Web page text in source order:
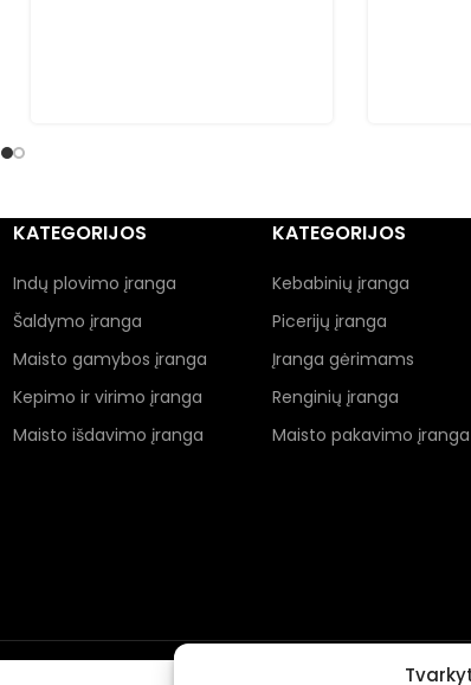
KATEGORIJOS
Indų plovimo įranga
Šaldymo įranga
Maisto gamybos įranga
Kepimo ir virimo įranga
Maisto išdavimo įranga
KATEGORIJOS
Kebabinių įranga
Picerijų įranga
Įranga gėrimams
Renginių įranga
Maisto pakavimo įranga